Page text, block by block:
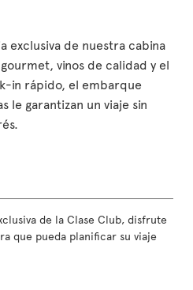
exclusiva de nuestra cabina
vinos de calidad y el
in rápido, el embarque
le garantizan un viaje sin
de la Clase Club, disfrute
que pueda planificar su viaje